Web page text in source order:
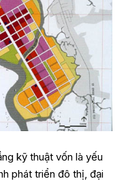
kỹ thuật vốn là yếu
phát triển đô thị, đại